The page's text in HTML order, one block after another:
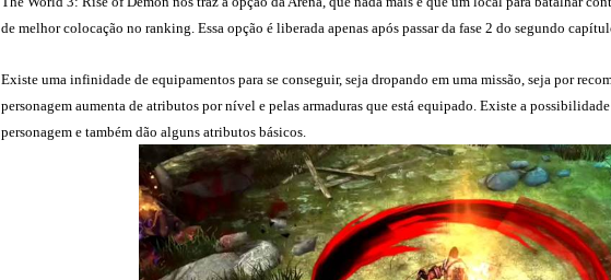
de melhor colocação no ranking. Essa opção é liberada apenas após passar da fase 2 do segundo
Existe uma infinidade de equipamentos para se conseguir, seja dropando em uma missão, seja por
personagem aumenta de atributos por nível e pelas armaduras que está equipado. Existe a
personagem e também dão alguns atributos básicos.